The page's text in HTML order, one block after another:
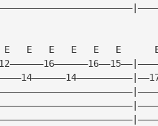
E   E   E   E   E   E